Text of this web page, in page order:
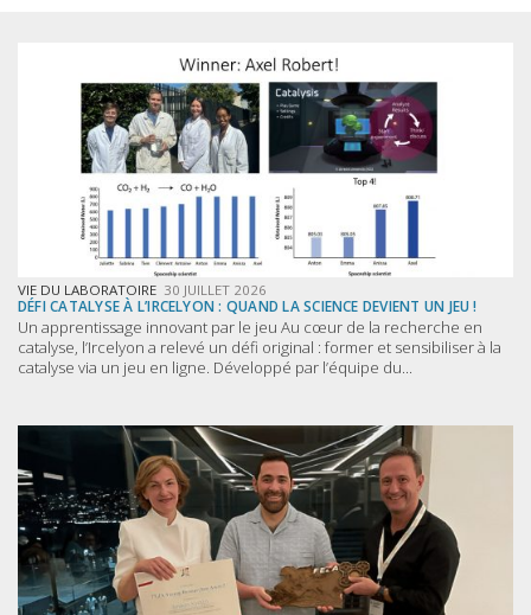
VIE DU LABORATOIRE 30 JUILLET 2026
DÉFI CATALYSE À L’IRCELYON : QUAND LA SCIENCE DEVIENT UN JEU !
Un apprentissage innovant par le jeu Au cœur de la recherche en
catalyse, l’Ircelyon a relevé un défi original : former et sensibiliser à la
catalyse via un jeu en ligne. Développé par l’équipe du...